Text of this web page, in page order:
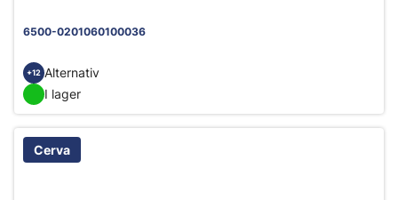
6500-0201060100036
+12 Alternativ
I lager
Cerva